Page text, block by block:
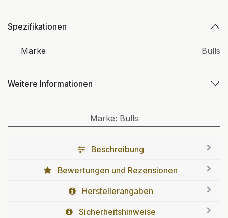
Spezifikationen
Marke Bulls
Weitere Informationen
Marke: Bulls
Beschreibung
Bewertungen und Rezensionen
Herstellerangaben
Sicherheitshinweise